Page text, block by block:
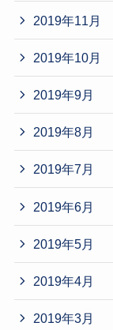
2019年11月
2019年10月
2019年9月
2019年8月
2019年7月
2019年6月
2019年5月
2019年4月
2019年3月